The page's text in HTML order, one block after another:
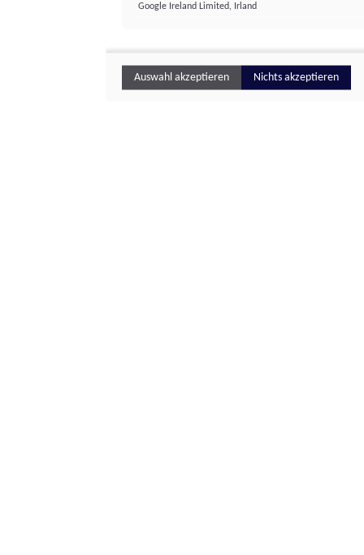
Google Ireland Limited, Irland
Auswahl akzeptieren Nichts akzeptieren